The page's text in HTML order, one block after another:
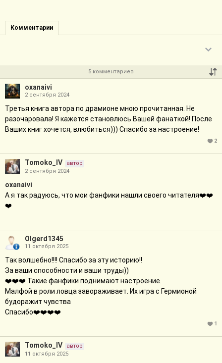
Комментарии
5 комментариев
oxanaivi
2 сентября 2024
Третья книга автора по драмионе мною прочитанная. Не
разочаровала! Я кажется становлюсь Вашей фанаткой! После
Ваших книг хочется, влюбиться))) Спасибо за настроение!
2
Tomoko_IV
автор
2 сентября 2024
oxanaivi
А я так радуюсь, что мои фанфики нашли своего читателя❤️❤️
❤️
Olgerd1345
11 октября 2025
Так волшебно!!!! Спасибо за эту историю!!
За ваши способности и ваши труды))
❤️❤️❤️ Такие фанфики поднимают настроение.
Малфой в роли ловца завораживает. Их игра с Гермионой
будоражит чувства
Спасибо❤️❤️❤️❤️
1
Tomoko_IV
автор
11 октября 2025